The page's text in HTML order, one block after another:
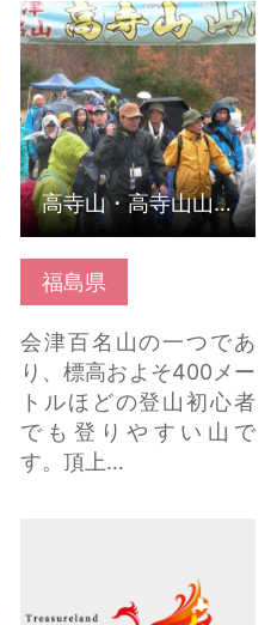
福島県
会津百名山の一つであ
り、標高およそ400メー
トルほどの登山初心者
でも登りやすい山で
す。頂上…
高寺山・高寺山山開き
の詳細はこちら
高寺山・高寺山山開き